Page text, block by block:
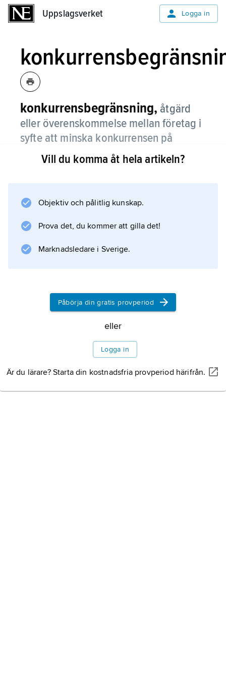
Uppslagsverket Logga in
konkurrensbegränsning, åtgärd
eller överenskommelse mellan företag i
syfte att minska konkurrensen på
marknaden.
Vill du komma åt hela artikeln?
Objektiv och pålitlig kunskap.
Prova det, du kommer att gilla det!
Marknadsledare i Sverige.
Påbörja din gratis provperiod
eller
Logga in
Är du lärare? Starta din kostnadsfria provperiod härifrån.